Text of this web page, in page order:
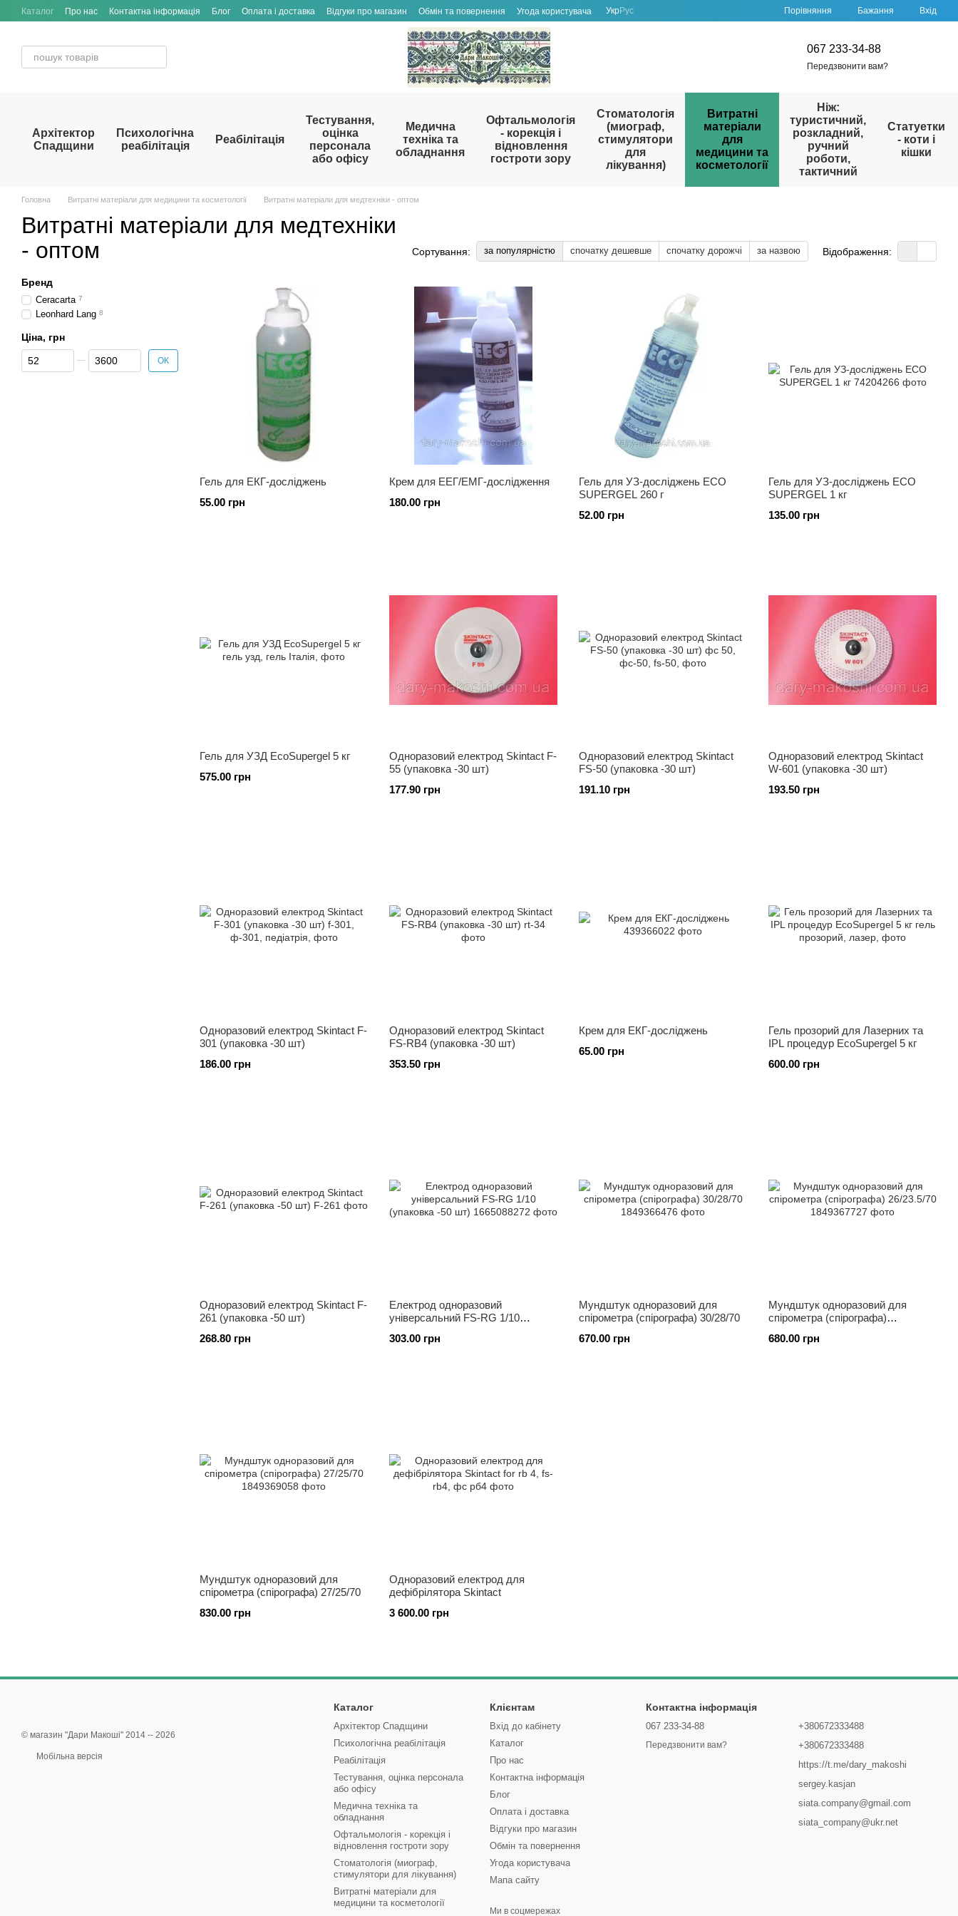
Перейти до основного контенту
Каталог Про нас Контактна інформація Блог Оплата і доставка Відгуки про магазин Обмін та повернення Угода користувача УкрРус Порівняння Бажання Вхід
067 233-34-88
Передзвонити вам?
Архітектор
Спадщини
Психологічна
реабілітація
Реабілітація
Тестування,
оцінка
персонала
або офісу
Медична
техніка та
обладнання
Офтальмологія
- корекція і
відновлення
гостроти зору
Стоматологія
(миограф,
стимулятори
для
лікування)
Витратні
матеріали
для
медицини та
косметології
Ніж:
туристичний,
розкладний,
ручний
роботи,
тактичний
Статуетки
- коти і
кішки
Головна Витратні матеріали для медицини та косметології Витратні матеріали для медтехніки - оптом
Витратні матеріали для медтехніки
- оптом
Сортування: за популярністю спочатку дешевше спочатку дорожчі за назвою Відображення:
Гель для ЕКГ-досліджень
55.00 грн
Крем для ЕЕГ/ЕМГ-дослідження
180.00 грн
Гель для УЗ-досліджень ECO
SUPERGEL 260 г
52.00 грн
Гель для УЗ-досліджень ECO
SUPERGEL 1 кг
135.00 грн
Гель для УЗД EcoSupergel 5 кг
575.00 грн
Одноразовий електрод Skintact F-
55 (упаковка -30 шт)
177.90 грн
Одноразовий електрод Skintact
FS-50 (упаковка -30 шт)
191.10 грн
Одноразовий електрод Skintact
W-601 (упаковка -30 шт)
193.50 грн
Одноразовий електрод Skintact F-
301 (упаковка -30 шт)
186.00 грн
Одноразовий електрод Skintact
FS-RB4 (упаковка -30 шт)
353.50 грн
Крем для ЕКГ-досліджень
65.00 грн
Гель прозорий для Лазерних та
IPL процедур EcoSupergel 5 кг
600.00 грн
Одноразовий електрод Skintact F-
261 (упаковка -50 шт)
268.80 грн
Електрод одноразовий
універсальний FS-RG 1/10
303.00 грн
Мундштук одноразовий для
спірометра (спірографа) 30/28/70
670.00 грн
Мундштук одноразовий для
спірометра (спірографа)
680.00 грн
Мундштук одноразовий для
спірометра (спірографа) 27/25/70
830.00 грн
Одноразовий електрод для
дефібрілятора Skintact
3 600.00 грн
Бренд
Ceracarta 7
Leonhard Lang 8
Ціна, грн
Від Ціна, грн
До Ціна, грн ОК
© магазин "Дари Макоші" 2014 -- 2026
Мобільна версія
Каталог
Архітектор Спадщини
Психологічна реабілітація
Реабілітація
Тестування, оцінка персонала
або офісу
Медична техніка та
обладнання
Офтальмологія - корекція і
відновлення гостроти зору
Стоматологія (миограф,
стимулятори для лікування)
Витратні матеріали для
медицини та косметології
Клієнтам
Вхід до кабінету
Каталог
Про нас
Контактна інформація
Блог
Оплата і доставка
Відгуки про магазин
Обмін та повернення
Угода користувача
Мапа сайту
Ми в соцмережах
Контактна інформація
067 233-34-88
Передзвонити вам?
+380672333488
+380672333488
https://t.me/dary_makoshi
sergey.kasjan
siata.company@gmail.com
siata_company@ukr.net